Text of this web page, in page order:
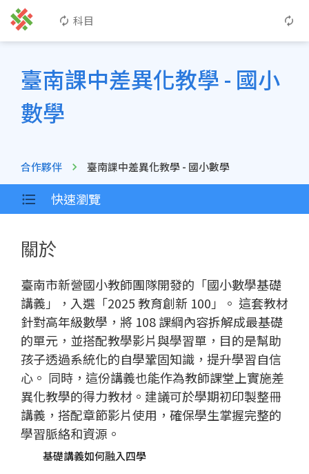
科目
臺南課中差異化教學 - 國小
數學
合作夥伴 臺南課中差異化教學 - 國小數學
快速瀏覽
關於
臺南市新營國小教師團隊開發的「國小數學基礎
講義」，入選「2025 教育創新 100」。 這套教材
針對高年級數學，將 108 課綱內容拆解成最基礎
的單元，並搭配教學影片與學習單，目的是幫助
孩子透過系統化的自學鞏固知識，提升學習自信
心。 同時，這份講義也能作為教師課堂上實施差
異化教學的得力教材。建議可於學期初印製整冊
講義，搭配章節影片使用，確保學生掌握完整的
學習脈絡和資源。
基礎講義如何融入四學